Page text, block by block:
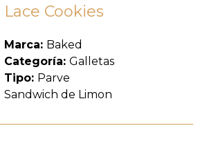
Lace Cookies
Marca: Baked
Categoría: Galletas
Tipo: Parve
Sandwich de Limon